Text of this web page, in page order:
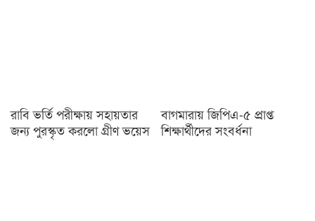
রাবি ভর্তি পরীক্ষায় সহায়তার
জন্য পুরস্কৃত করলো গ্রীণ ভয়েস
বাগমারায় জিপিএ-৫ প্রাপ্ত
শিক্ষার্থীদের সংবর্ধনা